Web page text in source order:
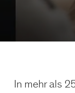
In mehr als